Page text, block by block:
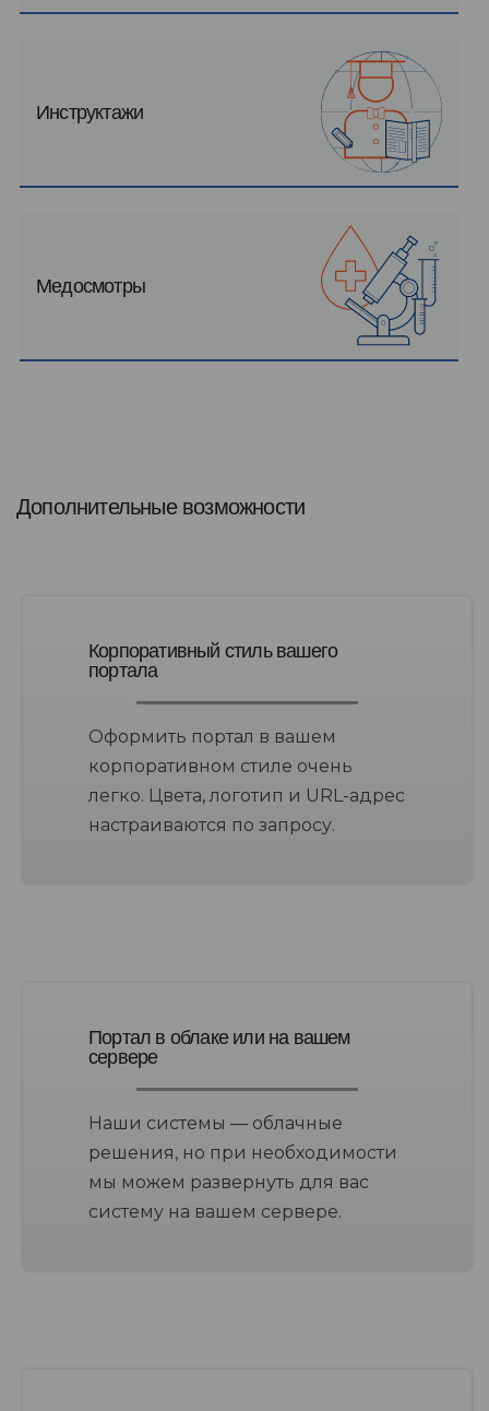
Инструктажи
Медосмотры
Дополнительные возможности
Корпоративный стиль вашего
портала
Оформить портал в вашем
корпоративном стиле очень
легко. Цвета, логотип и URL-адрес
настраиваются по запросу.
Портал в облаке или на вашем
сервере
Наши системы — облачные
решения, но при необходимости
мы можем развернуть для вас
систему на вашем сервере.